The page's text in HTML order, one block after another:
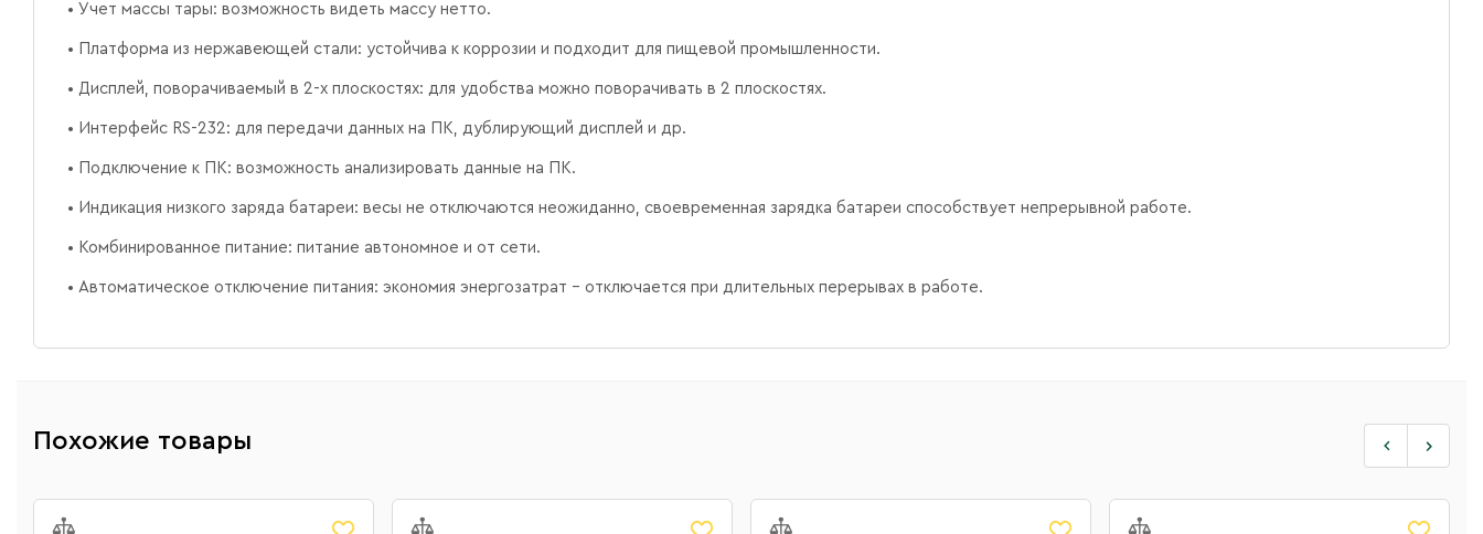
• Учет массы тары: возможность видеть массу нетто.
• Платформа из нержавеющей стали: устойчива к коррозии и подходит для пищевой промышленности.
• Дисплей, поворачиваемый в 2-х плоскостях: для удобства можно поворачивать в 2 плоскостях.
• Интерфейс RS-232: для передачи данных на ПК, дублирующий дисплей и др.
• Подключение к ПК: возможность анализировать данные на ПК.
• Индикация низкого заряда батареи: весы не отключаются неожиданно, своевременная зарядка батареи способствует непрерывной работе.
• Комбинированное питание: питание автономное и от сети.
• Автоматическое отключение питания: экономия энергозатрат - отключается при длительных перерывах в работе.
Похожие товары